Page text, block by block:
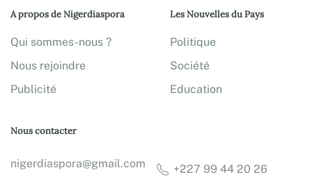
A propos de Nigerdiaspora
Qui sommes-nous ?
Nous rejoindre
Publicité
Les Nouvelles du Pays
Politique
Société
Education
Nous contacter
nigerdiaspora@gmail.com +227 99 44 20 26